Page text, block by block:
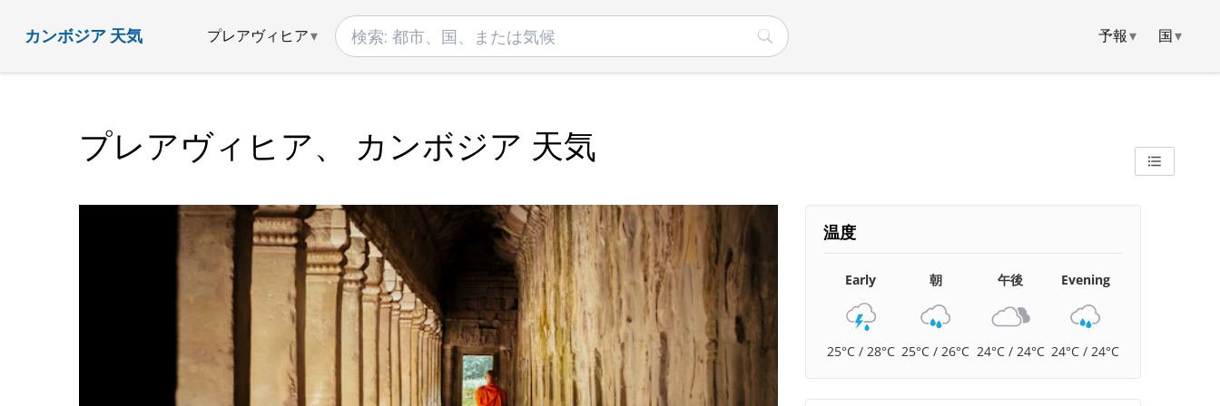
カンボジア 天気 プレアヴィヒア 予報 ▾ 国▾
プレアヴィヒア、 カンボジア 天気
温度
Early
25°C / 28°C
朝
25°C / 26°C
午後
24°C / 24°C
Evening
24°C / 24°C